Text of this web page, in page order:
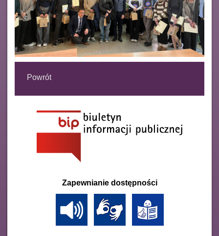
Powrót
Zapewnianie dostępności